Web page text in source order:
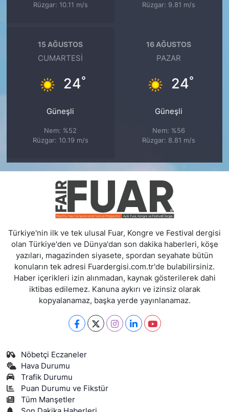
Rüzgar: 10.11 m/s
Rüzgar: 9.81 m/s
15 AĞUSTOS
CUMARTESI
24°
Güneşli
Nem: %52
Rüzgar: 10.19 m/s
16 AĞUSTOS
PAZAR
24°
Güneşli
Nem: %56
Rüzgar: 8.81 m/s
Türkiye'nin ilk ve tek ulusal Fuar, Kongre ve Festival dergisi
olan Türkiye'den ve Dünya'dan son dakika haberleri, köşe
yazıları, magazinden siyasete, spordan seyahate bütün
konuların tek adresi Fuardergisi.com.tr'de bulabilirsiniz.
Haber içerikleri izin alınmadan, kaynak gösterilerek dahi
iktibas edilemez. Kanuna aykırı ve izinsiz olarak
kopyalanamaz, başka yerde yayınlanamaz.
Nöbetçi Eczaneler
Hava Durumu
Trafik Durumu
Puan Durumu ve Fikstür
Tüm Manşetler